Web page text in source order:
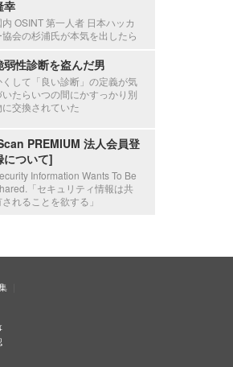
幸
内 OSINT 第一人者 日本ハッカ
協会の杉浦氏が本気を出したら
弱性診断を盗んだ男
くして「良い診断」の定義が気
いたらいつの間にかすっかり別
に交換されていた
PREMIUM 法人会員登
について]
Information Wants To Be
「セキュリティ情報は共
れることを欲する」